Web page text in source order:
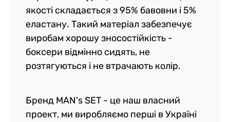
якості складається з 95% бавовни і 5%
еластану. Такий матеріал забезпечує
виробам хорошу зносостійкість -
боксери відмінно сидять, не
розтягуються і не втрачають колір.
Бренд MAN's SET - це наш власний
проект, ми виробляємо перші в Україні